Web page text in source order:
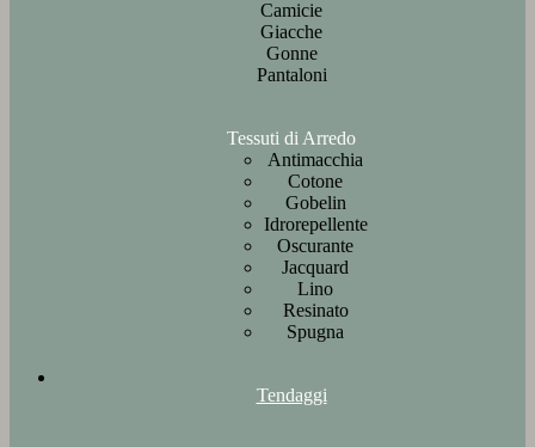
Camicie
Giacche
Gonne
Pantaloni
Tessuti di Arredo
Antimacchia
Cotone
Gobelin
Idrorepellente
Oscurante
Jacquard
Lino
Resinato
Spugna
Tendaggi